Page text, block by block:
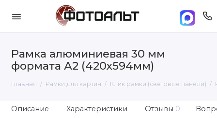
Рамка алюминиевая 30 мм
формата А2 (420х594мм)
Главная Рамки для картин Клик рамки (световые панели)
Описание Характеристики Отзывы 0